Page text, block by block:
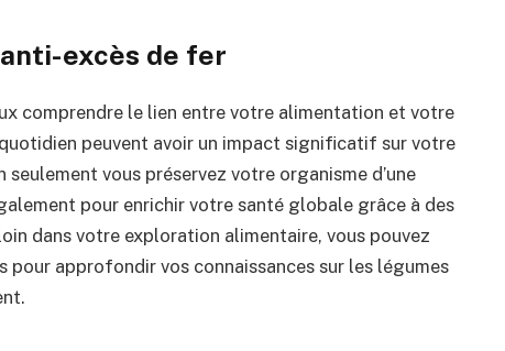
excès de fer
comprendre le lien entre votre alimentation et votre
peuvent avoir un impact significatif sur votre
vous préservez votre organisme d’une
pour enrichir votre santé globale grâce à des
dans votre exploration alimentaire, vous pouvez
pour approfondir vos connaissances sur les légumes